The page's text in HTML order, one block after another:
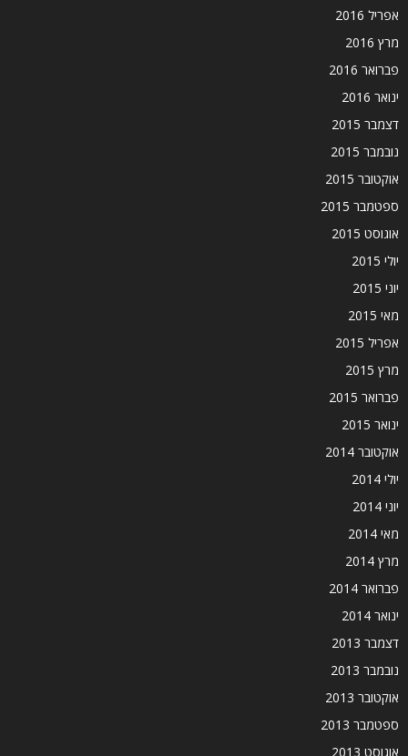
אפריל 2016
מרץ 2016
פברואר 2016
ינואר 2016
דצמבר 2015
נובמבר 2015
אוקטובר 2015
ספטמבר 2015
אוגוסט 2015
יולי 2015
יוני 2015
מאי 2015
אפריל 2015
מרץ 2015
פברואר 2015
ינואר 2015
אוקטובר 2014
יולי 2014
יוני 2014
מאי 2014
מרץ 2014
פברואר 2014
ינואר 2014
דצמבר 2013
נובמבר 2013
אוקטובר 2013
ספטמבר 2013
אוגוסט 2013